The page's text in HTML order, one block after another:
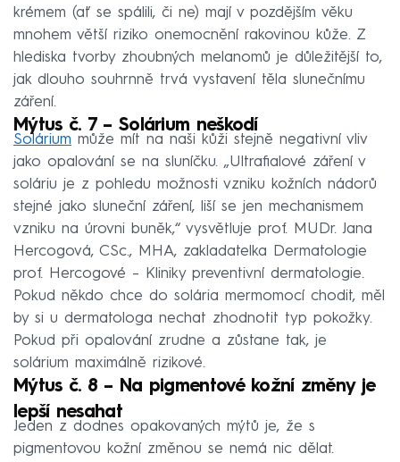
krémem (ať se spálili, či ne) mají v pozdějším věku
mnohem větší riziko onemocnění rakovinou kůže. Z
hlediska tvorby zhoubných melanomů je důležitější to,
jak dlouho souhrnně trvá vystavení těla slunečnímu
záření.
Mýtus č. 7 – Solárium neškodí
Solárium může mít na naši kůži stejně negativní vliv
jako opalování se na sluníčku. „Ultrafialové záření v
soláriu je z pohledu možnosti vzniku kožních nádorů
stejné jako sluneční záření, liší se jen mechanismem
vzniku na úrovni buněk,“ vysvětluje prof. MUDr. Jana
Hercogová, CSc., MHA, zakladatelka Dermatologie
prof. Hercogové – Kliniky preventivní dermatologie.
Pokud někdo chce do solária mermomocí chodit, měl
by si u dermatologa nechat zhodnotit typ pokožky.
Pokud při opalování zrudne a zůstane tak, je
solárium maximálně rizikové.
Mýtus č. 8 – Na pigmentové kožní změny je
lepší nesahat
Jeden z dodnes opakovaných mýtů je, že s
pigmentovou kožní změnou se nemá nic dělat.